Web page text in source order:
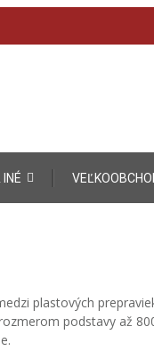
plastových
podstavy až